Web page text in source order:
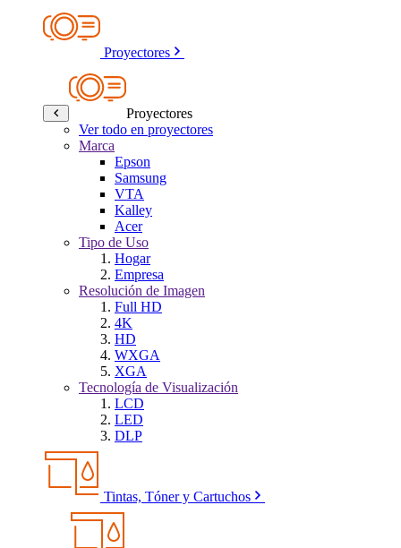
Proyectores
Proyectores
Ver todo en proyectores
Marca
Epson
Samsung
VTA
Kalley
Acer
Tipo de Uso
Hogar
Empresa
Resolución de Imagen
Full HD
4K
HD
WXGA
XGA
Tecnología de Visualización
LCD
LED
DLP
Tintas, Tóner y Cartuchos